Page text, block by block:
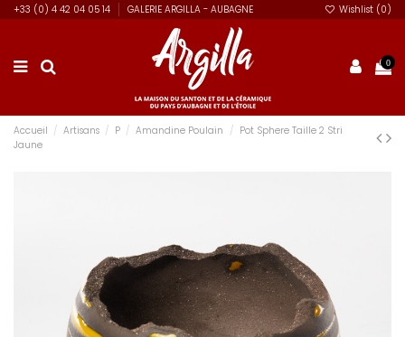
+33 (0) 4 42 04 05 14 GALERIE ARGILLA - AUBAGNE Wishlist (0)
0
Accueil Artisans P Amandine Poulain
Pot Sphere Taille 2 Stri
Jaune